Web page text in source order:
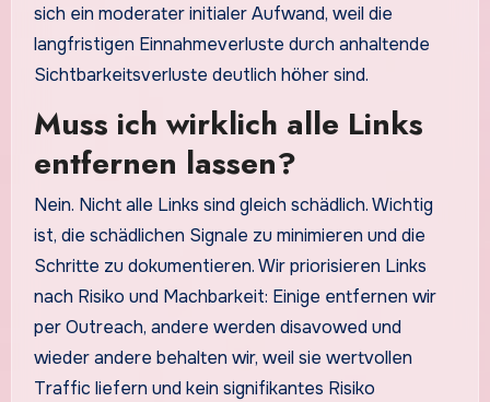
sich ein moderater initialer Aufwand, weil die
langfristigen Einnahmeverluste durch anhaltende
Sichtbarkeitsverluste deutlich höher sind.
Muss ich wirklich alle Links
entfernen lassen?
Nein. Nicht alle Links sind gleich schädlich. Wichtig
ist, die schädlichen Signale zu minimieren und die
Schritte zu dokumentieren. Wir priorisieren Links
nach Risiko und Machbarkeit: Einige entfernen wir
per Outreach, andere werden disavowed und
wieder andere behalten wir, weil sie wertvollen
Traffic liefern und kein signifikantes Risiko